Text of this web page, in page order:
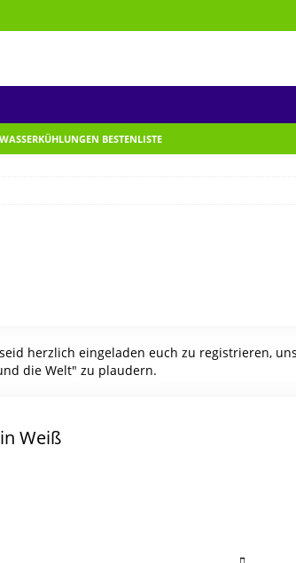
BESTENLISTE
herzlich eingeladen euch zu registrieren,
die Welt" zu plaudern.
Weiß